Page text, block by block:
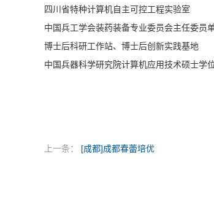
四川省特种计算机自主可控工程实验室
中国兵工学会装药装备专业委员会主任委员
博士后科研工作站、博士后创新实践基地
中国兵器科学研究院计算机应用技术硕士学
上一条： [成都]成都春蕾培优